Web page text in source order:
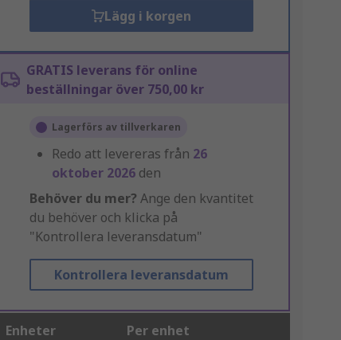
Lägg i korgen
GRATIS leverans för online
beställningar över 750,00 kr
Lagerförs av tillverkaren
Redo att levereras från 26
oktober 2026 den
Behöver du mer? Ange den kvantitet
du behöver och klicka på
"Kontrollera leveransdatum"
Kontrollera leveransdatum
Enheter Per enhet